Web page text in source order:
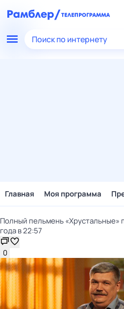
Поиск по интернету
Главная Моя программа
Полный пельмень «Хрустальные»
года в 22:57
0